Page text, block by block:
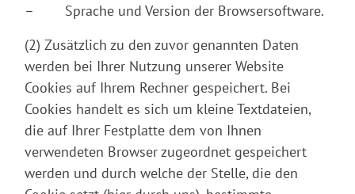
– Sprache und Version der Browsersoftware.
(2) Zusätzlich zu den zuvor genannten Daten
werden bei Ihrer Nutzung unserer Website
Cookies auf Ihrem Rechner gespeichert. Bei
Cookies handelt es sich um kleine Textdateien,
die auf Ihrer Festplatte dem von Ihnen
verwendeten Browser zugeordnet gespeichert
werden und durch welche der Stelle, die den